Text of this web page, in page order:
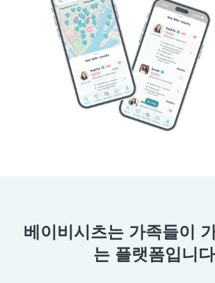
베이비시츠는 가족들이
는 플랫폼입니